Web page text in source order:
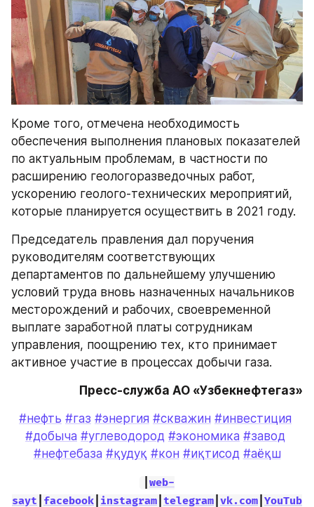
Кроме того, отмечена необходимость
обеспечения выполнения плановых показателей
по актуальным проблемам, в частности по
расширению геологоразведочных работ,
ускорению геолого-технических мероприятий,
которые планируется осуществить в 2021 году.
Председатель правления дал поручения
руководителям соответствующих
департаментов по дальнейшему улучшению
условий труда вновь назначенных начальников
месторождений и рабочих, своевременной
выплате заработной платы сотрудникам
управления, поощрению тех, кто принимает
активное участие в процессах добычи газа.
Пресс-служба АО «Узбекнефтегаз»
#нефть #газ #энергия #скважин #инвестиция
#добыча #углеводород #экономика #завод
#нефтебаза #қудуқ #кон #иқтисод #аёқш
web-
sayt facebook instagram telegram vk.com YouTub